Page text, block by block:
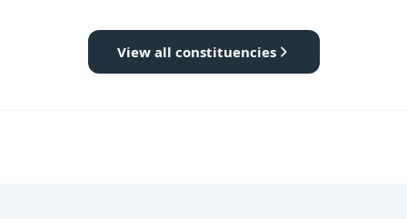
View all constituencies